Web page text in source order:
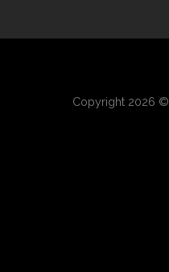
Copyright 2026 ©